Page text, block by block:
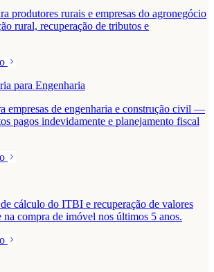
produtores rurais e empresas do agronegócio
rural, recuperação de tributos e
para Engenharia
empresas de engenharia e construção civil —
pagos indevidamente e planejamento fiscal
cálculo do ITBI e recuperação de valores
na compra de imóvel nos últimos 5 anos.